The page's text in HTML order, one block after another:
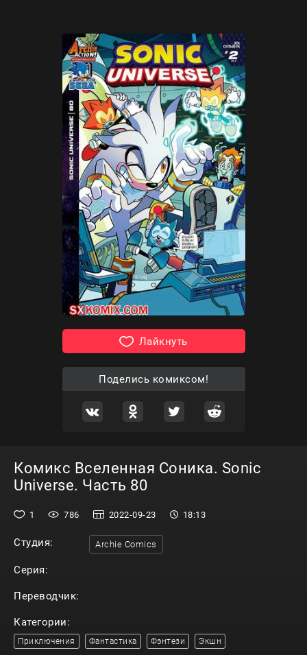
Лайкнуть
Поделись комиксом!
Комикс Вселенная Соника. Sonic
Universe. Часть 80
1 786 2022-09-23 18:13
Студия: Archie Comics
Серия:
Переводчик:
Категории:
Приключения Фантастика Фэнтези Экшн